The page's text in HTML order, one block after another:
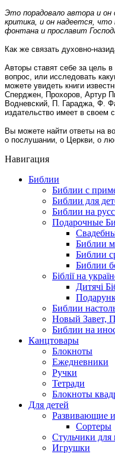
Это порадовало автора и он
критика, и он надеется,
фонтана и прославит
Как же связать духовно-
Авторы ставят себе за цель
вопрос, или исследовать
можете увидеть книги
Сперджен, Прохоров, Артур
Водневский, П. Гараджа, Ф.
издательство имеет в своем
Вы можете найти ответы на
о послушании, о Церкви, о
Навигация
Библии
Библии с
Библии для
Библии на
Подарочные
Библии
Библии
Библии
Біблії на
Дитячі
Библии
Новый Завет,
Библии на
Канцтовары
Блокноты
Ежедневники
Ручки
Тетради
Блокноты
Для детей
Развивающие
Сортеры
Стульчики для
Игрушки